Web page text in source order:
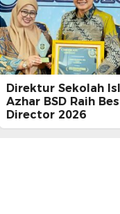
Direktur Sekolah
Azhar BSD Raih
Director 2026